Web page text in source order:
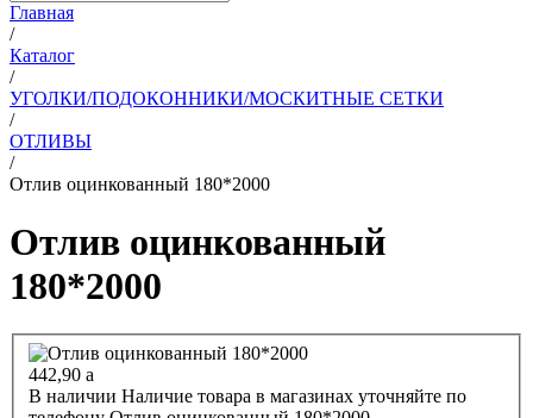
Главная
/
Каталог
/
УГОЛКИ/ПОДОКОННИКИ/МОСКИТНЫЕ СЕТКИ
/
ОТЛИВЫ
/
Отлив оцинкованный 180*2000
Отлив оцинкованный
180*2000
442,90 a
В наличии Наличие товара в магазинах уточняйте по